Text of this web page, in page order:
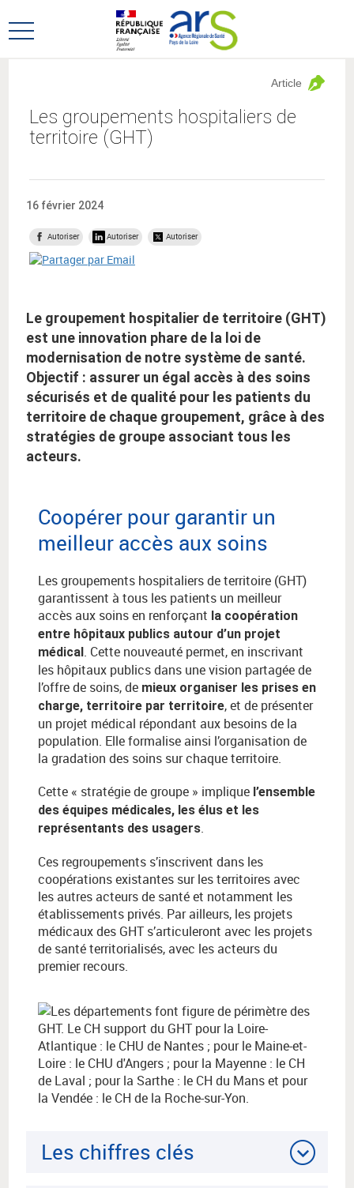
au
menu
au
contenu
Ouvrir
Les groupements hospitaliers de
territoire (GHT)
Article
16 février 2024
Autoriser Autoriser Autoriser
Le groupement hospitalier de territoire (GHT)
est une innovation phare de la loi de
modernisation de notre système de santé.
Objectif : assurer un égal accès à des soins
sécurisés et de qualité pour les patients du
territoire de chaque groupement, grâce à des
stratégies de groupe associant tous les
acteurs.
Coopérer pour garantir un
meilleur accès aux soins
Les groupements hospitaliers de territoire (GHT)
garantissent à tous les patients un meilleur
accès aux soins en renforçant la coopération
entre hôpitaux publics autour d’un projet
médical. Cette nouveauté permet, en inscrivant
les hôpitaux publics dans une vision partagée de
l’offre de soins, de mieux organiser les prises en
charge, territoire par territoire, et de présenter
un projet médical répondant aux besoins de la
population. Elle formalise ainsi l’organisation de
la gradation des soins sur chaque territoire.
Cette « stratégie de groupe » implique l’ensemble
des équipes médicales, les élus et les
représentants des usagers.
Ces regroupements s’inscrivent dans les
coopérations existantes sur les territoires avec
les autres acteurs de santé et notamment les
établissements privés. Par ailleurs, les projets
médicaux des GHT s’articuleront avec les projets
de santé territorialisés, avec les acteurs du
premier recours.
Les chiffres clés